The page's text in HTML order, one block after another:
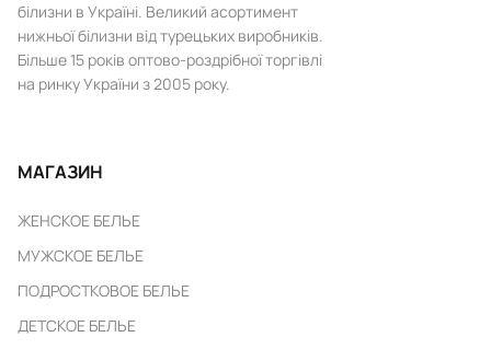
білизни в Україні. Великий асортимент
нижньої білизни від турецьких виробників.
Більше 15 років оптово-роздрібної торгівлі
на ринку України з 2005 року.
МАГАЗИН
ЖЕНСКОЕ БЕЛЬЕ
МУЖСКОЕ БЕЛЬЕ
ПОДРОСТКОВОЕ БЕЛЬЕ
ДЕТСКОЕ БЕЛЬЕ